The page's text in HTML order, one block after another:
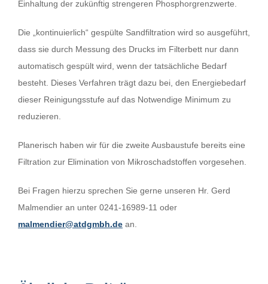
Einhaltung der zukünftig strengeren Phosphorgrenzwerte.
Die „kontinuierlich“ gespülte Sandfiltration wird so ausgeführt,
dass sie durch Messung des Drucks im Filterbett nur dann
automatisch gespült wird, wenn der tatsächliche Bedarf
besteht. Dieses Verfahren trägt dazu bei, den Energiebedarf
dieser Reinigungsstufe auf das Notwendige Minimum zu
reduzieren.
Planerisch haben wir für die zweite Ausbaustufe bereits eine
Filtration zur Elimination von Mikroschadstoffen vorgesehen.
Bei Fragen hierzu sprechen Sie gerne unseren Hr. Gerd
Malmendier an unter 0241-16989-11 oder
malmendier@atdgmbh.dean.